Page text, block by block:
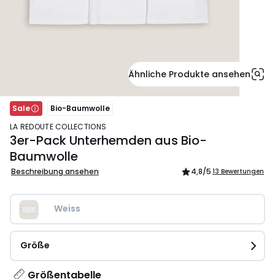
Ähnliche Produkte ansehen
Sale
Bio-Baumwolle
LA REDOUTE COLLECTIONS
3er-Pack Unterhemden aus Bio-
Baumwolle
Beschreibung ansehen 4,8/5 13 Bewertungen
Weiss
Größe
Größentabelle